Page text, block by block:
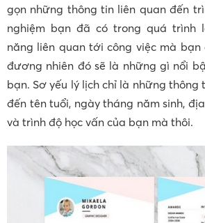
gọn những thông tin liên quan đến
nghiệm bạn đã có trong quá trình
năng liên quan tới công việc mà
đương nhiên đó sẽ là những gì nổi
bạn. Sơ yếu lý lịch chỉ là những thông
đến tên tuổi, ngày tháng năm sinh,
và trình độ học vấn của bạn mà thôi.